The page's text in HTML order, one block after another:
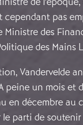
cependant pas
Ministre des
des Mains
Vandervelde
peine un mois et
en décembre au
parti de